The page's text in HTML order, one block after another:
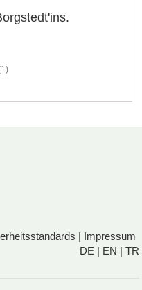
Impressum
DE| EN TR